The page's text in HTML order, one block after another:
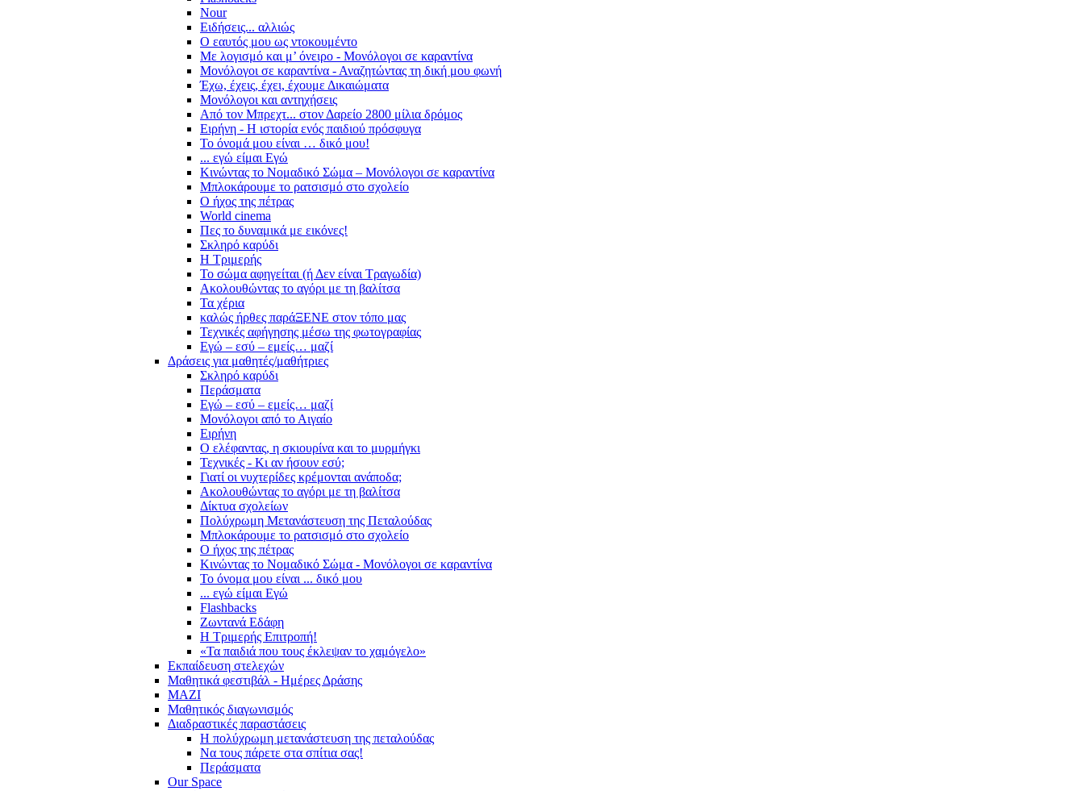
Nour
Ειδήσεις... αλλιώς
Ο εαυτός μου ως ντοκουμέντο
Με λογισμό και μ’ όνειρο - Μονόλογοι σε καραντίνα
Μονόλογοι σε καραντίνα - Αναζητώντας τη δική μου φωνή
Έχω, έχεις, έχει, έχουμε Δικαιώματα
Μονόλογοι και αντηχήσεις
Από τον Μπρεχτ... στον Δαρείο 2800 μίλια δρόμος
Ειρήνη - Η ιστορία ενός παιδιού πρόσφυγα
Το όνομά μου είναι … δικό μου!
... εγώ είμαι Εγώ
Κινώντας το Νομαδικό Σώμα – Μονόλογοι σε καραντίνα
Μπλοκάρουμε το ρατσισμό στο σχολείο
Ο ήχος της πέτρας
World cinema
Πες το δυναμικά με εικόνες!
Σκληρό καρύδι
Η Τριμερής
Το σώμα αφηγείται (ή Δεν είναι Τραγωδία)
Ακολουθώντας το αγόρι με τη βαλίτσα
Τα χέρια
καλώς ήρθες παράΞΕΝΕ στον τόπο μας
Τεχνικές αφήγησης μέσω της φωτογραφίας
Εγώ – εσύ – εμείς… μαζί
Δράσεις για μαθητές/μαθήτριες
Σκληρό καρύδι
Περάσματα
Εγώ – εσύ – εμείς… μαζί
Μονόλογοι από το Αιγαίο
Ειρήνη
Ο ελέφαντας, η σκιουρίνα και το μυρμήγκι
Τεχνικές - Κι αν ήσουν εσύ;
Γιατί οι νυχτερίδες κρέμονται ανάποδα;
Ακολουθώντας το αγόρι με τη βαλίτσα
Δίκτυα σχολείων
Πολύχρωμη Μετανάστευση της Πεταλούδας
Μπλοκάρουμε το ρατσισμό στο σχολείο
Ο ήχος της πέτρας
Κινώντας το Νομαδικό Σώμα - Μονόλογοι σε καραντίνα
Το όνομα μου είναι ... δικό μου
... εγώ είμαι Εγώ
Flashbacks
Ζωντανά Εδάφη
Η Τριμερής Επιτροπή!
«Τα παιδιά που τους έκλεψαν το χαμόγελο»
Εκπαίδευση στελεχών
Μαθητικά φεστιβάλ - Ημέρες Δράσης
ΜΑΖΙ
Μαθητικός διαγωνισμός
Διαδραστικές παραστάσεις
Η πολύχρωμη μετανάστευση της πεταλούδας
Να τους πάρετε στα σπίτια σας!
Περάσματα
Our Space